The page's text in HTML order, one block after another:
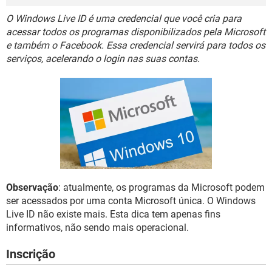
GUIA DE COMPRAS
GMAIL
GUIA DE COMPRAS
CELULAR FACEBOOK
OUTLOOK EXCEL
INSTAGRAM GMAIL
GUIA DE COMPRAS
WHATSAPP
CELULAR FACEBOOK
GMAIL
GUIA DE COMPRAS
O Windows Live ID é uma credencial que você cria para
acessar todos os programas disponibilizados pela Microsoft
e também o Facebook. Essa credencial servirá para todos os
serviços, acelerando o login nas suas contas.
Observação: atualmente, os programas da Microsoft podem
ser acessados por uma conta Microsoft única. O Windows
Live ID não existe mais. Esta dica tem apenas fins
informativos, não sendo mais operacional.
Inscrição